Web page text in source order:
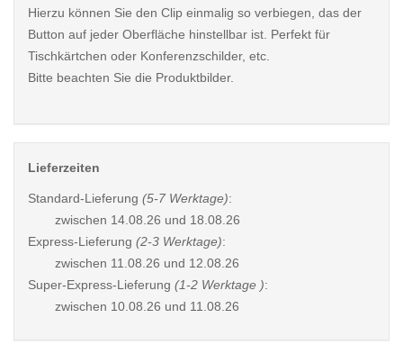
Hierzu können Sie den Clip einmalig so verbiegen, das der
Button auf jeder Oberfläche hinstellbar ist. Perfekt für
Tischkärtchen oder Konferenzschilder, etc.
Bitte beachten Sie die Produktbilder.
Lieferzeiten
Standard-Lieferung (5-7 Werktage):
zwischen 14.08.26 und 18.08.26
Express-Lieferung (2-3 Werktage):
zwischen 11.08.26 und 12.08.26
Super-Express-Lieferung (1-2 Werktage ):
zwischen 10.08.26 und 11.08.26